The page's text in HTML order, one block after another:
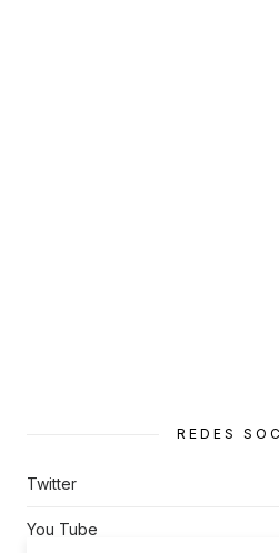
REDES
Twitter
You Tube